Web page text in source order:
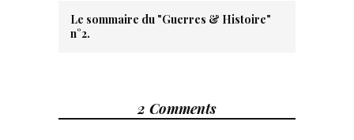
Le sommaire du "Guerres & Histoire"
n°2.
2 Comments